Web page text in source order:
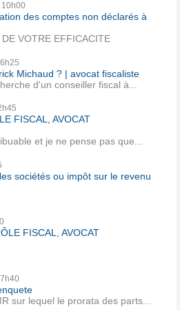
10h00
des comptes non déclarés à
VOTRE EFFICACITE
Michaud ? | avocat fiscaliste
d'un conseiller fiscal à...
FISCAL, AVOCAT
et je ne pense pas que...
sociétés ou impôt sur le revenu
FISCAL, AVOCAT
sur lequel le prorata des parts...